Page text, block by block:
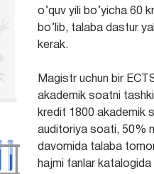
o’quv yili bo’yicha 60
bo’lib, talaba dastur
kerak.
Magistr uchun bir
akademik soatni
kredit 1800 akademik
auditoriya soati, 50%
davomida talaba
hajmi fanlar katalogida